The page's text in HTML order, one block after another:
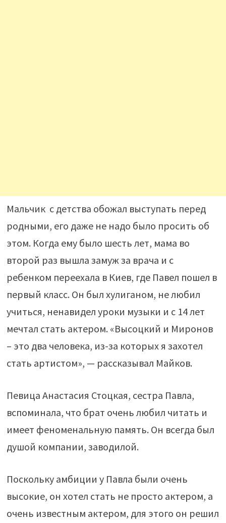
Мальчик с детства обожал выступать перед
родными, его даже не надо было просить об
этом. Когда ему было шесть лет, мама во
второй раз вышла замуж за врача и с
ребенком переехала в Киев, где Павел пошел в
первый класс. Он был хулиганом, не любил
учиться, ненавидел уроки музыки и с 14 лет
мечтал стать актером. «Высоцкий и Миронов
– это два человека, из-за которых я захотел
стать артистом», — рассказывал Майков.
Певица Анастасия Стоцкая, сестра Павла,
вспоминала, что брат очень любил читать и
имеет феноменальную память. Он всегда был
душой компании, заводилой.
Поскольку амбиции у Павла были очень
высокие, он хотел стать не просто актером, а
очень известным актером, для этого он решил